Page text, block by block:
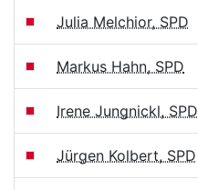
Julia Melchior, SPD
Markus Hahn, SPD
Irene Jungnickl, SPD
Jürgen Kolbert, SPD